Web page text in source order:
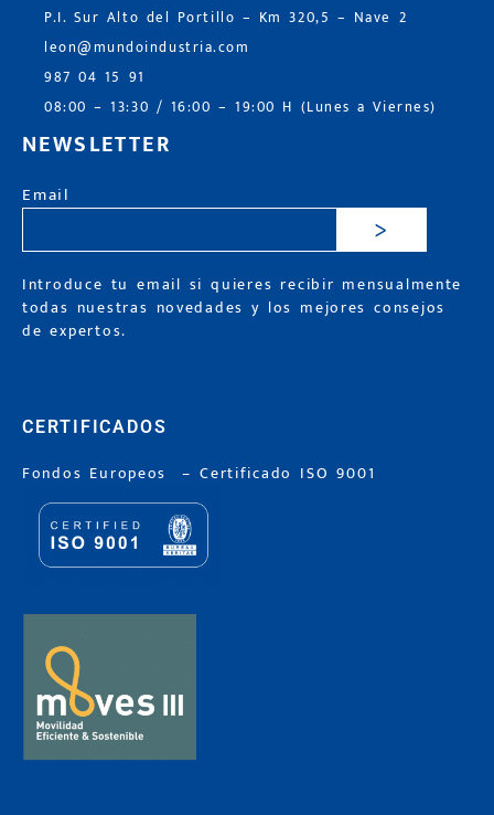
P.I. Sur Alto del Portillo – Km 320,5 – Nave 2
leon@mundoindustria.com
987 04 15 91
08:00 – 13:30 / 16:00 – 19:00 H (Lunes a Viernes)
NEWSLETTER
Email
>
Introduce tu email si quieres recibir mensualmente
todas nuestras novedades y los mejores consejos
de expertos.
CERTIFICADOS
Fondos Europeos –Certificado ISO 9001